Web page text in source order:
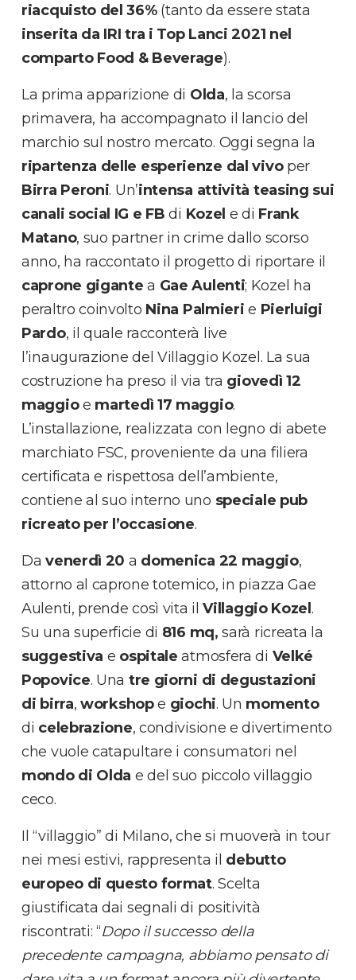
riacquisto del 36% (tanto da essere stata
inserita da IRI tra i Top Lanci 2021 nel
comparto Food & Beverage).
La prima apparizione di Olda, la scorsa
primavera, ha accompagnato il lancio del
marchio sul nostro mercato. Oggi segna la
ripartenza delle esperienze dal vivo per
Birra Peroni. Un’intensa attività teasing sui
canali social IG e FB di Kozel e di Frank
Matano, suo partner in crime dallo scorso
anno, ha raccontato il progetto di riportare il
caprone gigante a Gae Aulenti; Kozel ha
peraltro coinvolto Nina Palmierie Pierluigi
Pardo, il quale racconterà live
l’inaugurazione del Villaggio Kozel. La sua
costruzione ha preso il via tra giovedì 12
maggioe martedì 17 maggio.
L’installazione, realizzata con legno di abete
marchiato FSC, proveniente da una filiera
certificata e rispettosa dell’ambiente,
contiene al suo interno uno speciale pub
ricreato per l’occasione.
Davenerdì 20 a domenica 22 maggio,
attorno al caprone totemico, in piazza Gae
Aulenti, prende così vita ilVillaggio Kozel.
Su una superficie di 816 mq, sarà ricreata la
suggestiva e ospitaleatmosfera di Velké
Popovice. Una tre giorni di degustazioni
di birra,workshope giochi. Un momento
di celebrazione, condivisione e divertimento
che vuole catapultare i consumatori nel
mondo di Olda e del suo piccolo villaggio
ceco.
Il “villaggio” di Milano, che si muoverà in tour
nei mesi estivi, rappresenta il debutto
europeo di questo format. Scelta
giustificata dai segnali di positività
riscontrati: “Dopo il successo della
precedente campagna, abbiamo pensato di